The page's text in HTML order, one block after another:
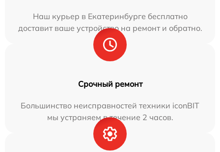
Наш курьер в Екатеринбурге бесплатно
доставит ваше устройство на ремонт и обратно.
Срочный ремонт
Большинство неисправностей техники iconBIT
мы устраняем в течение 2 часов.